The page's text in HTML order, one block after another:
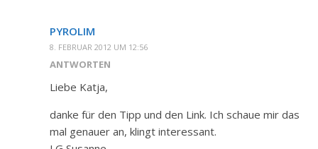
PYROLIM
8. FEBRUAR 2012 UM 12:56
ANTWORTEN
Liebe Katja,
danke für den Tipp und den Link. Ich schaue mir das
mal genauer an, klingt interessant.